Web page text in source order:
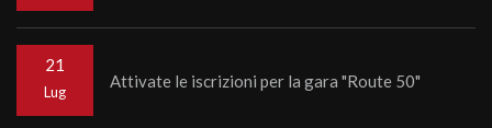
21
Lug
Attivate le iscrizioni per la gara "Route 50"